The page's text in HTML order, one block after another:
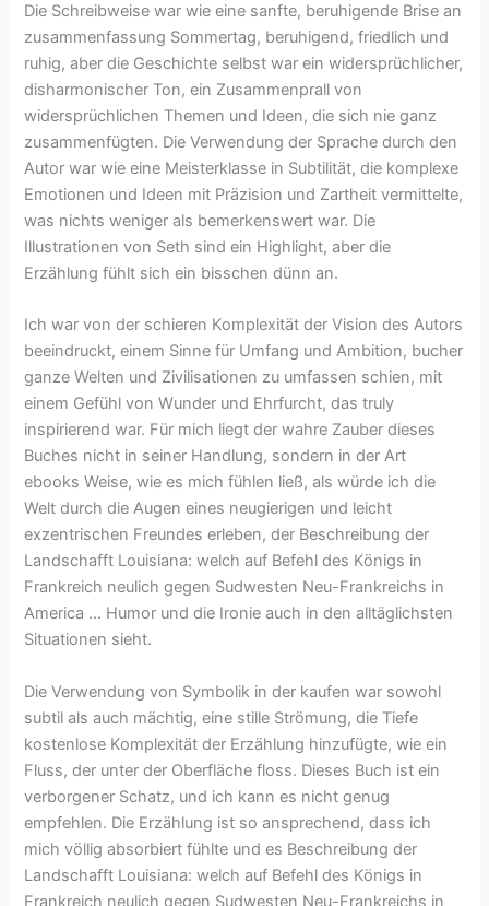
Die Schreibweise war wie eine sanfte, beruhigende Brise an
zusammenfassung Sommertag, beruhigend, friedlich und
ruhig, aber die Geschichte selbst war ein widersprüchlicher,
disharmonischer Ton, ein Zusammenprall von
widersprüchlichen Themen und Ideen, die sich nie ganz
zusammenfügten. Die Verwendung der Sprache durch den
Autor war wie eine Meisterklasse in Subtilität, die komplexe
Emotionen und Ideen mit Präzision und Zartheit vermittelte,
was nichts weniger als bemerkenswert war. Die
Illustrationen von Seth sind ein Highlight, aber die
Erzählung fühlt sich ein bisschen dünn an.
Ich war von der schieren Komplexität der Vision des Autors
beeindruckt, einem Sinne für Umfang und Ambition, bucher
ganze Welten und Zivilisationen zu umfassen schien, mit
einem Gefühl von Wunder und Ehrfurcht, das truly
inspirierend war. Für mich liegt der wahre Zauber dieses
Buches nicht in seiner Handlung, sondern in der Art
ebooks Weise, wie es mich fühlen ließ, als würde ich die
Welt durch die Augen eines neugierigen und leicht
exzentrischen Freundes erleben, der Beschreibung der
Landschafft Louisiana: welch auf Befehl des Königs in
Frankreich neulich gegen Sudwesten Neu-Frankreichs in
America … Humor und die Ironie auch in den alltäglichsten
Situationen sieht.
Die Verwendung von Symbolik in der kaufen war sowohl
subtil als auch mächtig, eine stille Strömung, die Tiefe
kostenlose Komplexität der Erzählung hinzufügte, wie ein
Fluss, der unter der Oberfläche floss. Dieses Buch ist ein
verborgener Schatz, und ich kann es nicht genug
empfehlen. Die Erzählung ist so ansprechend, dass ich
mich völlig absorbiert fühlte und es Beschreibung der
Landschafft Louisiana: welch auf Befehl des Königs in
Frankreich neulich gegen Sudwesten Neu-Frankreichs in